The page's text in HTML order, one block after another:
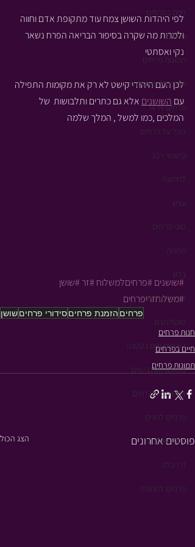
חיים בפרחים
פרחים
תמונות פרחים
פרחים ליום הולדת
פרחים וידאו
הכל על פרחים
קישוטי רכב
לחתונה
עציץ
סוגי פרחים
מתנות
בלוג
סידורי פרחים
סוקולנטים
דורשים מים בקטנה
צמחים חסכני מים
צמחים אוהבי מים
פרחים לחגים
ליום האהבה
זרי כלה
פרחים לחתונה
לפי היהדות השושן צמח עוד מתקופת אדם וחווה
ולמרות מה שקרה בסיפור הבריאה הפרח נשאר
נקי ואסתטי
לכן העם היהודי קישט לא רק את מקומות התפילה
עם השושנים אלא גם כתרים ותלבושות  של
המלכים ,כמו למשל , המלך שלמה
#שושנים #פרחיםלמשלוח #זר #שושן
#משלוחזריפרחים
פרחים הזמנת פרחיםסידורי פרחיםשושן
חנות פרחים
חיים בפרחים
תמונות פרחים
פוסטים אחרונים הצג הכול